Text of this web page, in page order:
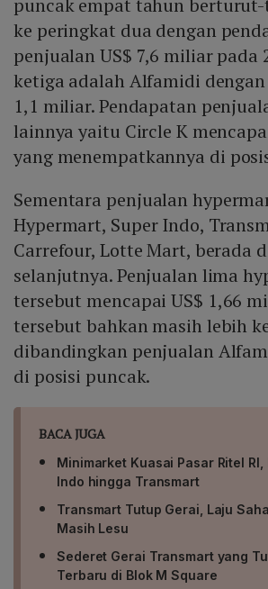
puncak empat tahun
ke peringkat dua dengan
penjualan US$ 7,6 miliar pada
ketiga adalah Alfamidi
1,1 miliar. Pendapatan
lainnya yaitu Circle K
yang menempatkannya di
Sementara penjualan
Hypermart, Super Indo,
Carrefour, Lotte Mart, berada
selanjutnya. Penjualan lima
tersebut mencapai US$ 1,66
tersebut bahkan masih lebih
dibandingkan penjualan
di posisi puncak.
BACA JUGA
Minimarket Kuasai Pasar Ritel
Indo hingga Transmart
Transmart Tutup Gerai, Laju
Masih Lesu
Sederet Gerai Transmart yang
Terbaru di Blok M Square